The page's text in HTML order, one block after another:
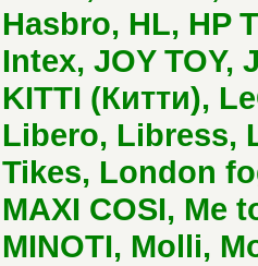
Hasbro, HL, HP
Intex, JOY TOY,
KITTI (Китти),
Libero, Libress,
Tikes, London
MAXI COSI, Me
MINOTI, Molli,